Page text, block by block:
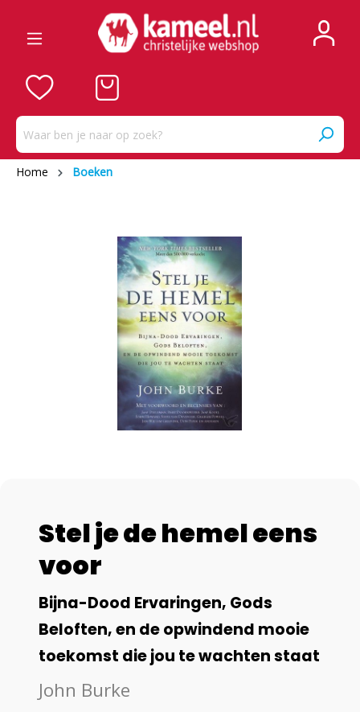
Home Boeken
Stel je de hemel eens
voor
Bijna-Dood Ervaringen, Gods
Beloften, en de opwindend mooie
toekomst die jou te wachten staat
John Burke